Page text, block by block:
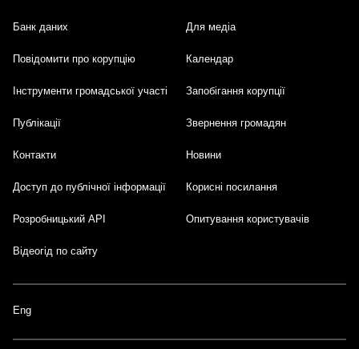
Footer
Банк даних Для медіа
Повідомити про корупцію Календар
Інструменти громадської участі Запобігання корупції
Публікації Звернення громадян
Контакти Новини
Доступ до публічної інформації Корисні посилання
Розробницький API Опитування користувачів
Відеогід по сайту
Eng